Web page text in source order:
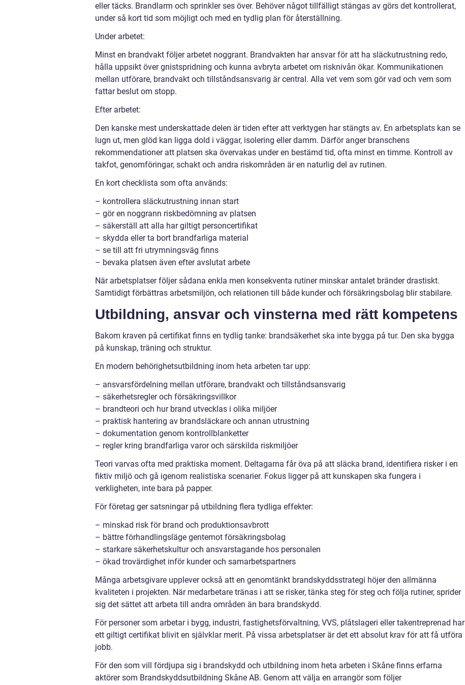
eller täcks. Brandlarm och sprinkler ses över. Behöver något tillfälligt stängas av görs det kontrollerat,
under så kort tid som möjligt och med en tydlig plan för återställning.
Under arbetet:
Minst en brandvakt följer arbetet noggrant. Brandvakten har ansvar för att ha släckutrustning redo,
hålla uppsikt över gnistspridning och kunna avbryta arbetet om risknivån ökar. Kommunikationen
mellan utförare, brandvakt och tillståndsansvarig är central. Alla vet vem som gör vad och vem som
fattar beslut om stopp.
Efter arbetet:
Den kanske mest underskattade delen är tiden efter att verktygen har stängts av. En arbetsplats kan se
lugn ut, men glöd kan ligga dold i väggar, isolering eller damm. Därför anger branschens
rekommendationer att platsen ska övervakas under en bestämd tid, ofta minst en timme. Kontroll av
takfot, genomföringar, schakt och andra riskområden är en naturlig del av rutinen.
En kort checklista som ofta används:
– kontrollera släckutrustning innan start
– gör en noggrann riskbedömning av platsen
– säkerställ att alla har giltigt personcertifikat
– skydda eller ta bort brandfarliga material
– se till att fri utrymningsväg finns
– bevaka platsen även efter avslutat arbete
När arbetsplatser följer sådana enkla men konsekventa rutiner minskar antalet bränder drastiskt.
Samtidigt förbättras arbetsmiljön, och relationen till både kunder och försäkringsbolag blir stabilare.
Utbildning, ansvar och vinsterna med rätt kompetens
Bakom kraven på certifikat finns en tydlig tanke: brandsäkerhet ska inte bygga på tur. Den ska bygga
på kunskap, träning och struktur.
En modern behörighetsutbildning inom heta arbeten tar upp:
– ansvarsfördelning mellan utförare, brandvakt och tillståndsansvarig
– säkerhetsregler och försäkringsvillkor
– brandteori och hur brand utvecklas i olika miljöer
– praktisk hantering av brandsläckare och annan utrustning
– dokumentation genom kontrollblanketter
– regler kring brandfarliga varor och särskilda riskmiljöer
Teori varvas ofta med praktiska moment. Deltagarna får öva på att släcka brand, identifiera risker i en
fiktiv miljö och gå igenom realistiska scenarier. Fokus ligger på att kunskapen ska fungera i
verkligheten, inte bara på papper.
För företag ger satsningar på utbildning flera tydliga effekter:
– minskad risk för brand och produktionsavbrott
– bättre förhandlingsläge gentemot försäkringsbolag
– starkare säkerhetskultur och ansvarstagande hos personalen
– ökad trovärdighet inför kunder och samarbetspartners
Många arbetsgivare upplever också att en genomtänkt brandskyddsstrategi höjer den allmänna
kvaliteten i projekten. När medarbetare tränas i att se risker, tänka steg för steg och följa rutiner, sprider
sig det sättet att arbeta till andra områden än bara brandskydd.
För personer som arbetar i bygg, industri, fastighetsförvaltning, VVS, plåtslageri eller takentreprenad har
ett giltigt certifikat blivit en självklar merit. På vissa arbetsplatser är det ett absolut krav för att få utföra
jobb.
För den som vill fördjupa sig i brandskydd och utbildning inom heta arbeten i Skåne finns erfarna
aktörer som Brandskyddsutbildning Skåne AB. Genom att välja en arrangör som följer